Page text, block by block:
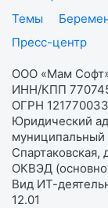
Темы
Пресс-центр
ООО «Мам
ИНН/КПП
ОГРН
Юридический
муниципальный
ОКВЭД
Вид ИТ-
12.01